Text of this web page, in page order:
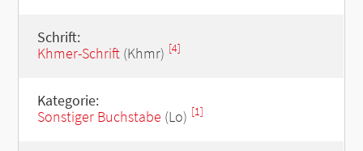
Schrift:
Khmer-Schrift(Khmr) [4]
Kategorie:
Sonstiger Buchstabe (Lo) [1]